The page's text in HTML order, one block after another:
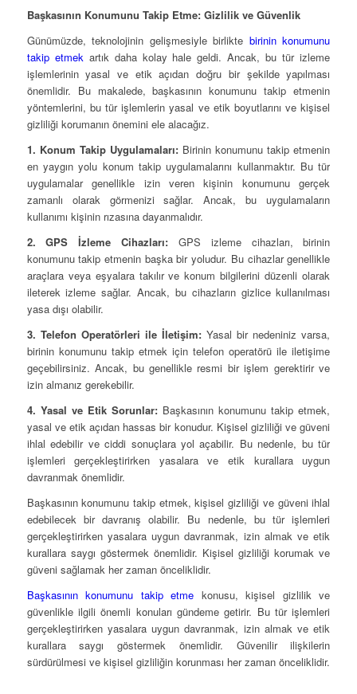
Başkasının Konumunu Takip Etme: Gizlilik ve Güvenlik
Günümüzde, teknolojinin gelişmesiyle birlikte birinin konumunu
takip etmek artık daha kolay hale geldi. Ancak, bu tür izleme
işlemlerinin yasal ve etik açıdan doğru bir şekilde yapılması
önemlidir. Bu makalede, başkasının konumunu takip etmenin
yöntemlerini, bu tür işlemlerin yasal ve etik boyutlarını ve kişisel
gizliliği korumanın önemini ele alacağız.
1. Konum Takip Uygulamaları:Birinin konumunu takip etmenin
en yaygın yolu konum takip uygulamalarını kullanmaktır. Bu tür
uygulamalar genellikle izin veren kişinin konumunu gerçek
zamanlı olarak görmenizi sağlar. Ancak, bu uygulamaların
kullanımı kişinin rızasına dayanmalıdır.
2. GPS İzleme Cihazları: GPS izleme cihazları, birinin
konumunu takip etmenin başka bir yoludur. Bu cihazlar genellikle
araçlara veya eşyalara takılır ve konum bilgilerini düzenli olarak
ileterek izleme sağlar. Ancak, bu cihazların gizlice kullanılması
yasa dışı olabilir.
3. Telefon Operatörleri ile İletişim: Yasal bir nedeniniz varsa,
birinin konumunu takip etmek için telefon operatörü ile iletişime
geçebilirsiniz. Ancak, bu genellikle resmi bir işlem gerektirir ve
izin almanız gerekebilir.
4. Yasal ve Etik Sorunlar: Başkasının konumunu takip etmek,
yasal ve etik açıdan hassas bir konudur. Kişisel gizliliği ve güveni
ihlal edebilir ve ciddi sonuçlara yol açabilir. Bu nedenle, bu tür
işlemleri gerçekleştirirken yasalara ve etik kurallara uygun
davranmak önemlidir.
Başkasının konumunu takip etmek, kişisel gizliliği ve güveni ihlal
edebilecek bir davranış olabilir. Bu nedenle, bu tür işlemleri
gerçekleştirirken yasalara uygun davranmak, izin almak ve etik
kurallara saygı göstermek önemlidir. Kişisel gizliliği korumak ve
güveni sağlamak her zaman önceliklidir.
Başkasının konumunu takip etme konusu, kişisel gizlilik ve
güvenlikle ilgili önemli konuları gündeme getirir. Bu tür işlemleri
gerçekleştirirken yasalara uygun davranmak, izin almak ve etik
kurallara saygı göstermek önemlidir. Güvenilir ilişkilerin
sürdürülmesi ve kişisel gizliliğin korunması her zaman önceliklidir.